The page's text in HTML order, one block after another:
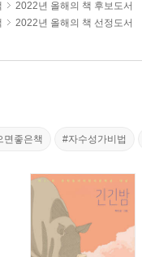
2022년 올해의 책 후보도서
2022년 올해의 책 선정도서
면좋은책 #자수성가비법